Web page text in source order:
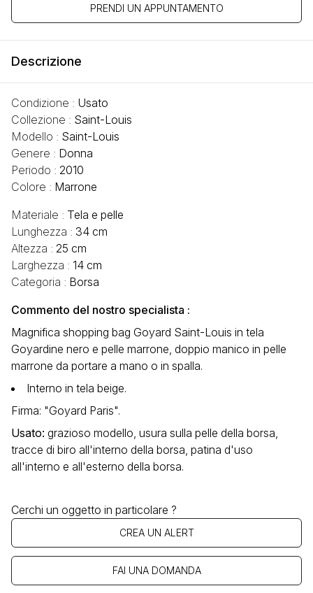
PRENDI UN APPUNTAMENTO
Descrizione
Condizione : Usato
Collezione : Saint-Louis
Modello : Saint-Louis
Genere : Donna
Periodo : 2010
Colore : Marrone
Materiale : Tela e pelle
Lunghezza : 34 cm
Altezza : 25 cm
Larghezza : 14 cm
Categoria : Borsa
Commento del nostro specialista :
Magnifica shopping bag Goyard Saint-Louis in tela
Goyardine nero e pelle marrone, doppio manico in pelle
marrone da portare a mano o in spalla.
Interno in tela beige.
Firma: "Goyard Paris".
Usato: grazioso modello, usura sulla pelle della borsa,
tracce di biro all'interno della borsa, patina d'uso
all'interno e all'esterno della borsa.
Cerchi un oggetto in particolare ?
CREA UN ALERT
FAI UNA DOMANDA